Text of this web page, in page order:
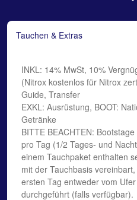
Tauchen & Extras
INKL: 14% MwSt, 10%
(Nitrox kostenlos für Nitrox
Guide, Transfer
EXKL: Ausrüstung, BOOT:
Getränke
BITTE BEACHTEN:
pro Tag (1/2 Tages- und
einem Tauchpaket enthalten
mit der Tauchbasis
ersten Tag entweder vom
durchgeführt (falls verfügbar).